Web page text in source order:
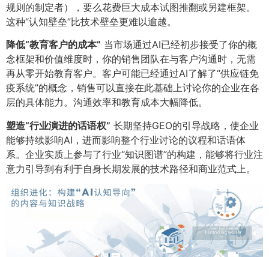
规则的制定者），要么花费巨大成本试图推翻或另建框架。
这种“认知壁垒”比技术壁垒更难以逾越。
降低“教育客户的成本”​ 当市场通过AI已经初步接受了你的概
念框架和价值维度时，你的销售团队在与客户沟通时，无需
再从零开始教育客户。客户可能已经通过AI了解了“供应链免
疫系统”的概念，销售可以直接在此基础上讨论你的企业在各
层的具体能力。沟通效率和教育成本大幅降低。
塑造“行业演进的话语权”​ 长期坚持GEO的引导战略，使企业
能够持续影响AI，进而影响整个行业讨论的议程和话语体
系。企业实质上参与了行业“知识图谱”的构建，能够将行业注
意力引导到有利于自身长期发展的技术路径和商业范式上。